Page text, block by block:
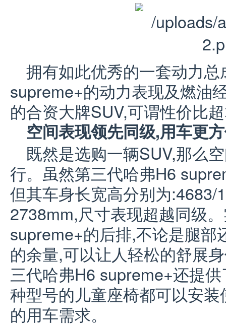
拥有如此优秀的一套动力
supreme+的动力表现及燃油
的合资大牌SUV,可谓性价比
空间表现领先同级,用车更
既然是选购一辆SUV,那么
行。虽然第三代哈弗H6
但其车身长宽高分别为:4683/
2738mm,尺寸表现超越同级
supreme+的后排,不论是腿部
的余量,可以让人轻松的舒展
三代哈弗H6 supreme+还提
种型号的儿童座椅都可以安
的用车需求。